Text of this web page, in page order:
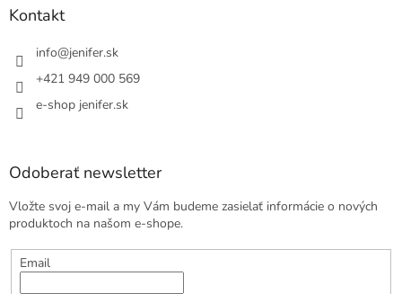
Kontakt
info@jenifer.sk
+421 949 000 569
e-shop jenifer.sk
Odoberať newsletter
Vložte svoj e-mail a my Vám budeme zasielať informácie o nových
produktoch na našom e-shope.
Email